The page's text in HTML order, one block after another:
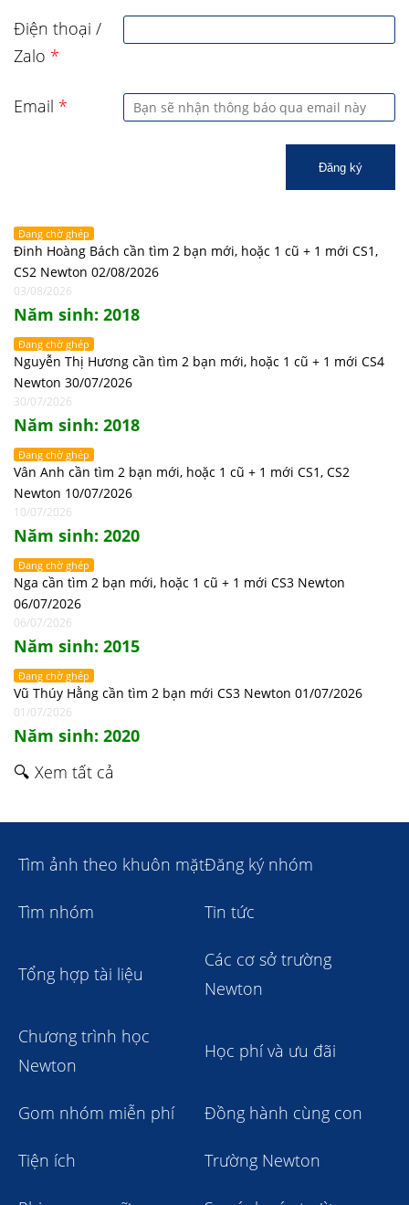
Điện thoại /
Zalo *
Email *
Đăng ký
Đang chờ ghép
Đinh Hoàng Bách cần tìm 2 bạn mới, hoặc 1 cũ + 1 mới CS1,
CS2 Newton 02/08/2026
03/08/2026
Năm sinh: 2018
Đang chờ ghép
Nguyễn Thị Hương cần tìm 2 bạn mới, hoặc 1 cũ + 1 mới CS4
Newton 30/07/2026
30/07/2026
Năm sinh: 2018
Đang chờ ghép
Vân Anh cần tìm 2 bạn mới, hoặc 1 cũ + 1 mới CS1, CS2
Newton 10/07/2026
10/07/2026
Năm sinh: 2020
Đang chờ ghép
Nga cần tìm 2 bạn mới, hoặc 1 cũ + 1 mới CS3 Newton
06/07/2026
06/07/2026
Năm sinh: 2015
Đang chờ ghép
Vũ Thúy Hằng cần tìm 2 bạn mới CS3 Newton 01/07/2026
01/07/2026
Năm sinh: 2020
🔍 Xem tất cả
Tìm ảnh theo khuôn mặtĐăng ký nhóm
Tìm nhóm Tin tức
Tổng hợp tài liệu
Các cơ sở trường
Newton
Chương trình học
Newton
Học phí và ưu đãi
Gom nhóm miễn phí Đồng hành cùng con
Tiện ích Trường Newton